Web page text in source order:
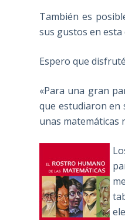
También es
sus gustos en esta
Espero que
«Para una gran
que estudiaron en
unas matemáticas